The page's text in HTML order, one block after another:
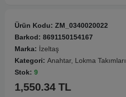
Ürün Kodu: ZM_0340020022
Barkod: 8691150154167
Marka: İzeltaş
Kategori: Anahtar, Lokma Takımları
Stok: 9
1,550.34 TL